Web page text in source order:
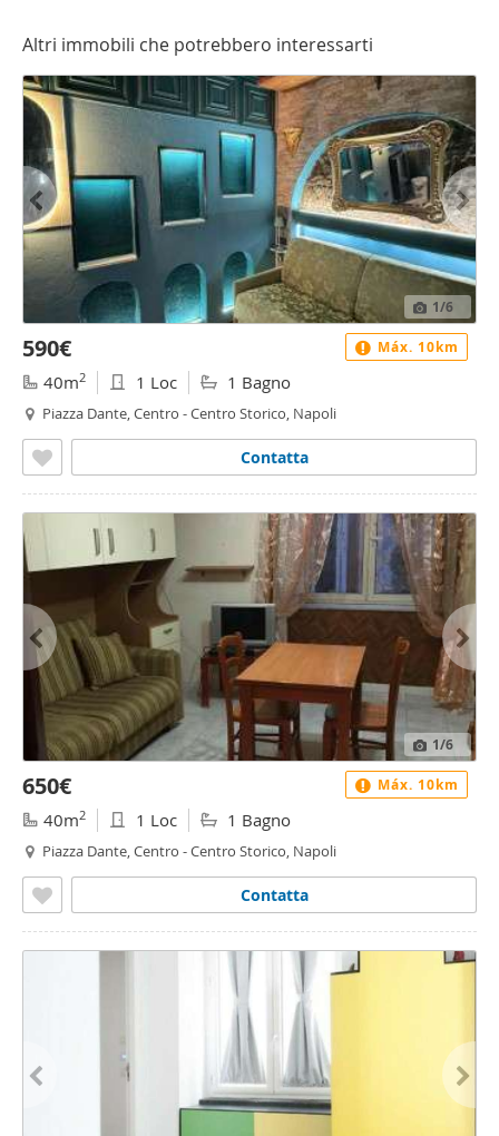
Altri immobili che potrebbero interessarti
1/6
590€
40m2 1 Loc 1 Bagno
Piazza Dante, Centro - Centro Storico, Napoli
Contatta
Máx. 10km
1/6
650€
40m2 1 Loc 1 Bagno
Piazza Dante, Centro - Centro Storico, Napoli
Contatta
Máx. 10km